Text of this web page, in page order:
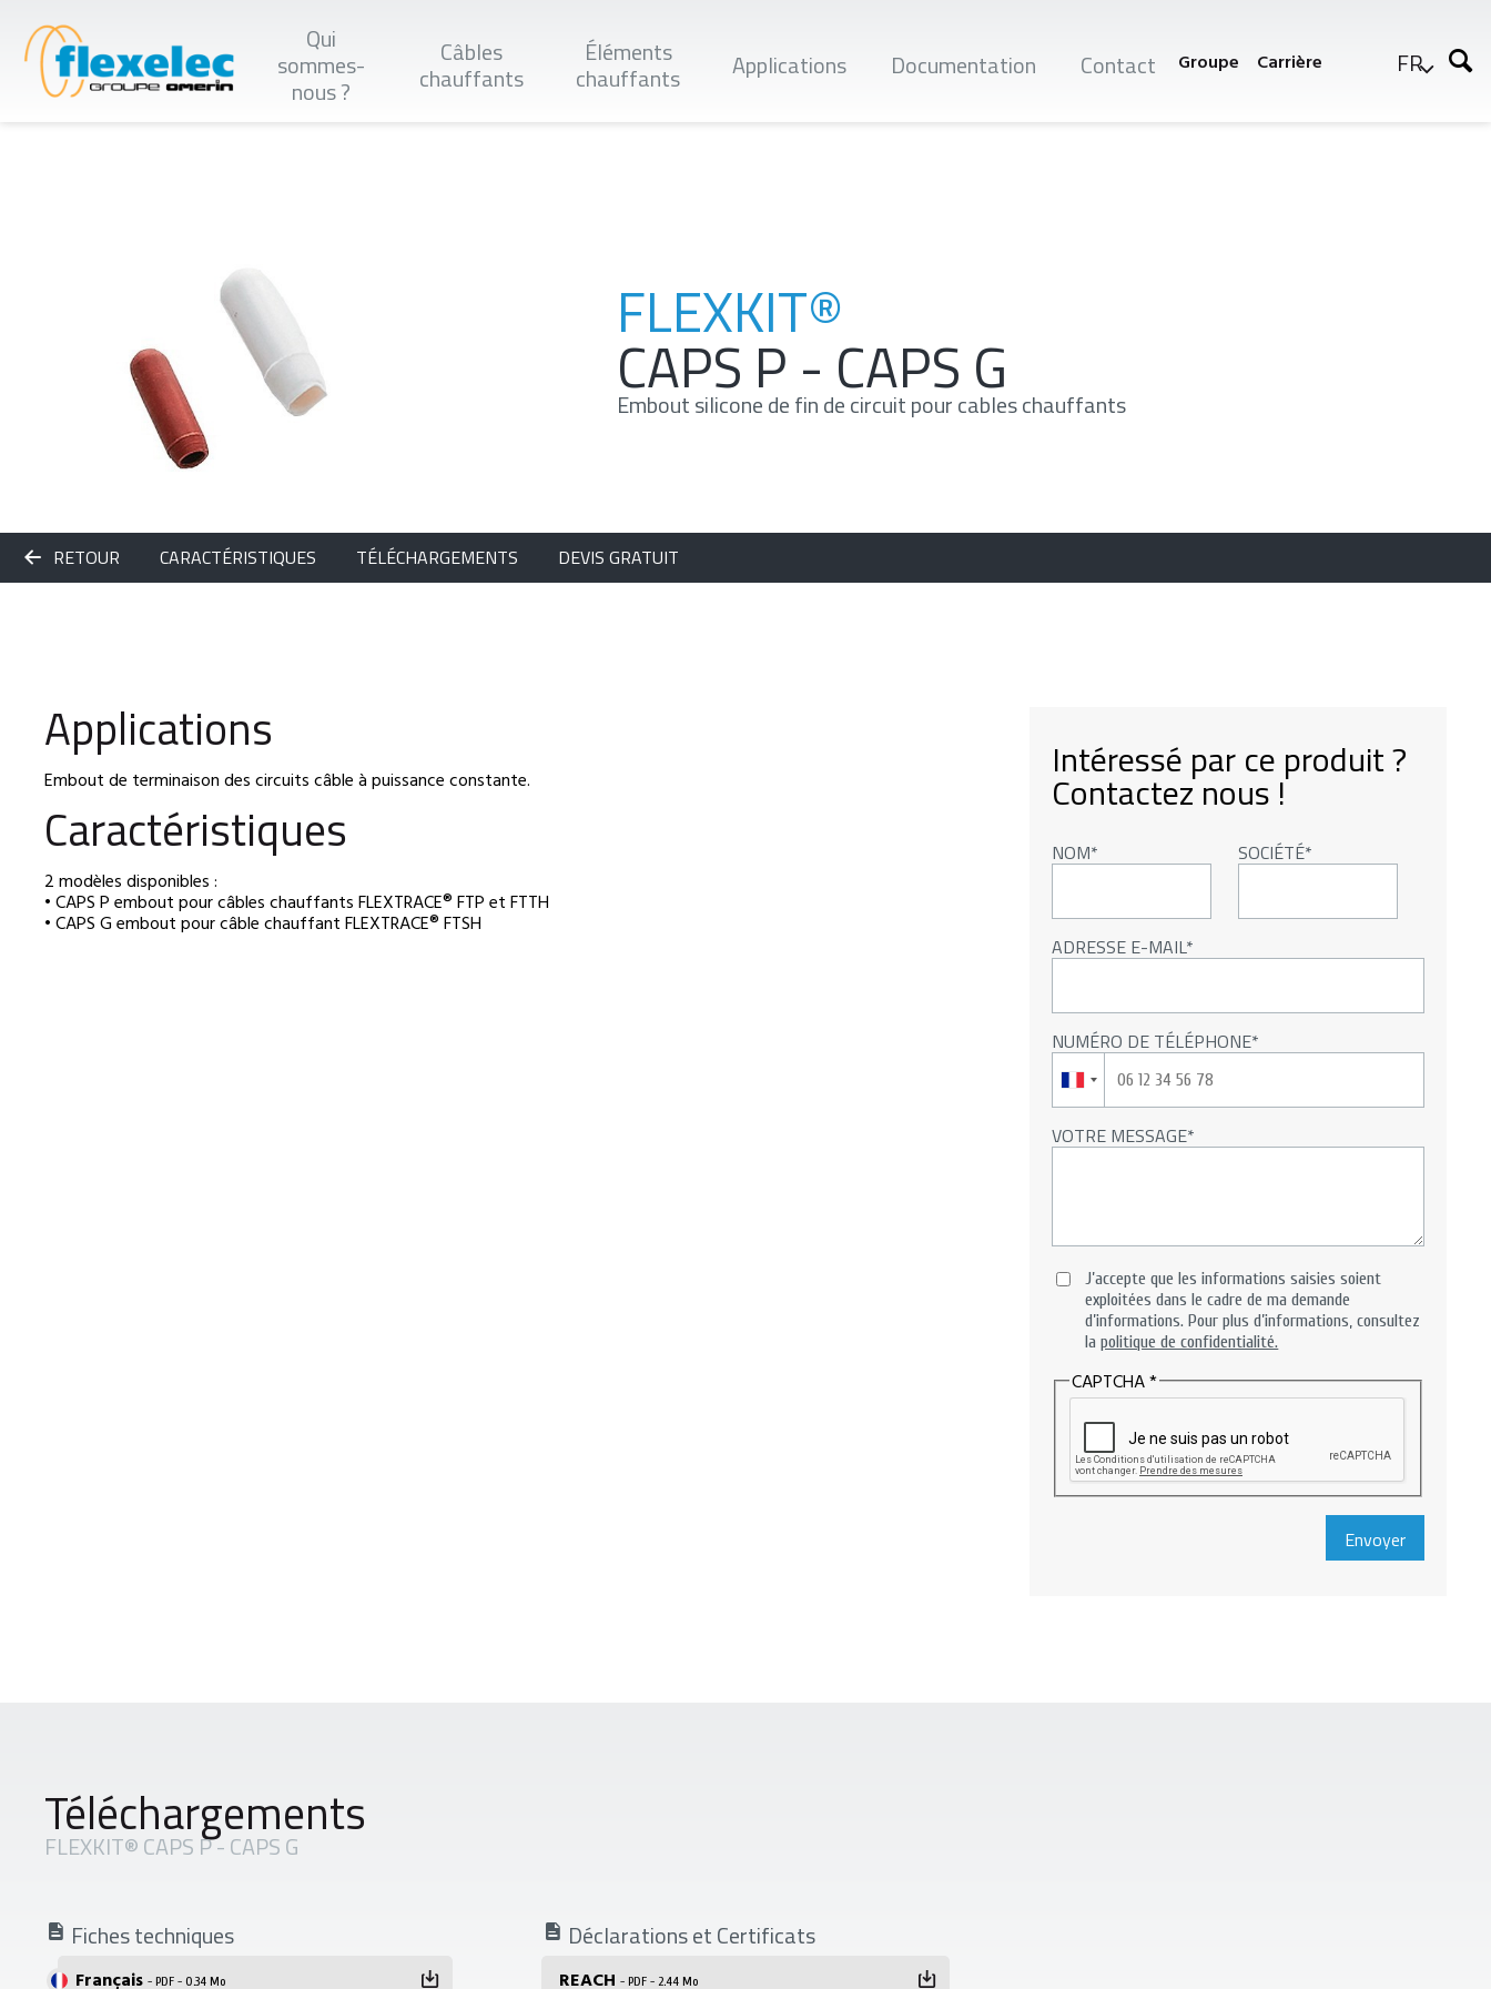
contenu
principal
Qui
sommes-
nous ?
Câbles
chauffants
Éléments
chauffants Applications Documentation Contact Groupe Carrière FR
FLEXKIT®
CAPS P - CAPS G
Embout silicone de fin de circuit pour cables chauffants
RETOUR CARACTÉRISTIQUES TÉLÉCHARGEMENTS DEVIS GRATUIT
Applications
Embout de terminaison des circuits câble à puissance constante.
Caractéristiques
2 modèles disponibles :
• CAPS P embout pour câbles chauffants FLEXTRACE® FTP et FTTH
• CAPS G embout pour câble chauffant FLEXTRACE® FTSH
Intéressé par ce produit ?
Contactez nous !
NOM SOCIÉTÉ
ADRESSE E-MAIL
NUMÉRO DE TÉLÉPHONE
VOTRE MESSAGE
J’accepte que les informations saisies soient
exploitées dans le cadre de ma demande
d’informations. Pour plus d’informations, consultez
lapolitique de confidentialité.
CAPTCHA
Envoyer
Téléchargements
FLEXKIT® CAPS P - CAPS G
Fiches techniques
Français - PDF - 0.34 Mo
Déclarations et Certificats
REACH - PDF - 2.44 Mo